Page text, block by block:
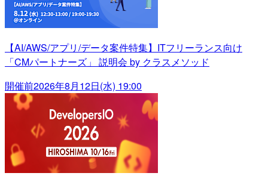
【AI/AWS/アプリ/データ案件特集】ITフリーランス向け
「CMパートナーズ」 説明会 by クラスメソッド
開催前2026年8月12日(水) 19:00